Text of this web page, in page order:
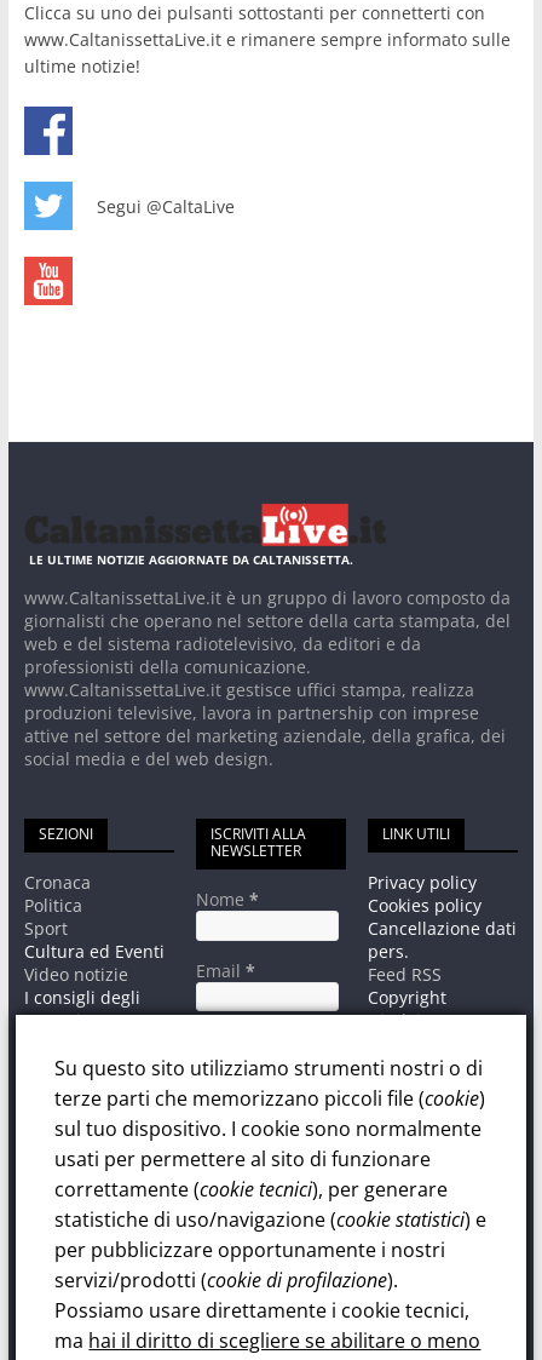
Clicca su uno dei pulsanti sottostanti per connetterti con
www.CaltanissettaLive.it e rimanere sempre informato sulle
ultime notizie!
Segui @CaltaLive
LE ULTIME NOTIZIE AGGIORNATE DA CALTANISSETTA.
www.CaltanissettaLive.it è un gruppo di lavoro composto da
giornalisti che operano nel settore della carta stampata, del
web e del sistema radiotelevisivo, da editori e da
professionisti della comunicazione.
www.CaltanissettaLive.it gestisce uffici stampa, realizza
produzioni televisive, lavora in partnership con imprese
attive nel settore del marketing aziendale, della grafica, dei
social media e del web design.
SEZIONI
Cronaca
Politica
Sport
Cultura ed Eventi
Video notizie
I consigli degli
esperti
ISCRIVITI ALLA
NEWSLETTER
Nome*
Email*
trattamento dati
personali.
Privacy Policy
Dichiaro di
aver letto ed
accettato la Policy
sul trattamento
dati personali.
LINK UTILI
Privacy policy
Cookies policy
Cancellazione dati
pers.
Feed RSS
Copyright
Disclaimer
Su questo sito utilizziamo strumenti nostri o di
terze parti che memorizzano piccoli file (cookie)
sul tuo dispositivo. I cookie sono normalmente
usati per permettere al sito di funzionare
correttamente (cookie tecnici), per generare
statistiche di uso/navigazione (cookie statistici) e
per pubblicizzare opportunamente i nostri
servizi/prodotti (cookie di profilazione).
Possiamo usare direttamente i cookie tecnici,
ma hai il diritto di scegliere se abilitare o meno